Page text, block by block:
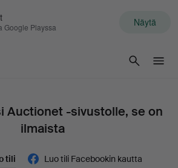
Google Playssa Näytä
Auctionet -sivustolle, se on
ilmaista
tili Luo tili Facebookin kautta